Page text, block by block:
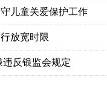
儿童关爱保护工作
放宽时限
反银监会规定